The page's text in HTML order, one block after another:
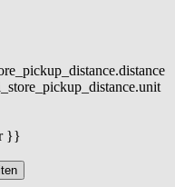
}}